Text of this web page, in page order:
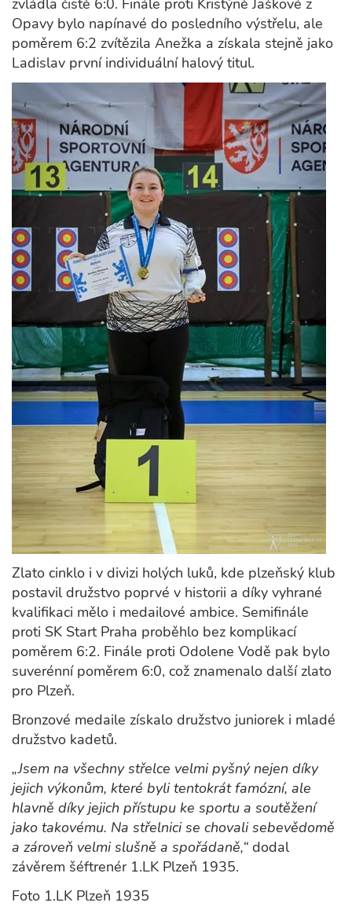
zvládla čistě 6:0. Finále proti Kristýně Jaškové z
Opavy bylo napínavé do posledního výstřelu, ale
poměrem 6:2 zvítězila Anežka a získala stejně jako
Ladislav první individuální halový titul.
Zlato cinklo i v divizi holých luků, kde plzeňský klub
postavil družstvo poprvé v historii a díky vyhrané
kvalifikaci mělo i medailové ambice. Semifinále
proti SK Start Praha proběhlo bez komplikací
poměrem 6:2. Finále proti Odolene Vodě pak bylo
suverénní poměrem 6:0, což znamenalo další zlato
pro Plzeň.
Bronzové medaile získalo družstvo juniorek i mladé
družstvo kadetů.
„Jsem na všechny střelce velmi pyšný nejen díky
jejich výkonům, které byli tentokrát famózní, ale
hlavně díky jejich přístupu ke sportu a soutěžení
jako takovému. Na střelnici se chovali sebevědomě
a zároveň velmi slušně a spořádaně,“ dodal
závěrem šéftrenér 1.LK Plzeň 1935.
Foto 1.LK Plzeň 1935